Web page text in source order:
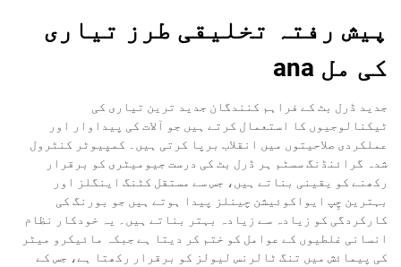
پیش رفتہ تخلیقی طرز تیاری
کی مل ana
جدید ڈرل بٹ کے فراہم کنندگان جدید ترین تیاری کی
ٹیکنالوجیوں کا استعمال کرتے ہیں جو آلات کی پیداوار اور
عملکردی صلاحیتوں میں انقلاب برپا کرتی ہیں۔ کمپیوٹر کنٹرول
شدہ گرائنڈنگ سسٹم ہر ڈرل بٹ کی درست جیومیٹری کو برقرار
رکھنے کو یقینی بناتے ہیں، جس سے مستقل کٹنگ اینگلز اور
بہترین چِپ ایواکوئیشن چینلز پیدا ہوتے ہیں جو بورنگ کی
کارکردگی کو زیادہ سے زیادہ بہتر بناتے ہیں۔ یہ خودکار نظام
انسانی غلطیوں کے عوامل کو ختم کر دیتا ہے جبکہ مائیکرو میٹر
کی پیمائش میں تنگ ٹالرنس لیولز کو برقرار رکھتا ہے، جس کے